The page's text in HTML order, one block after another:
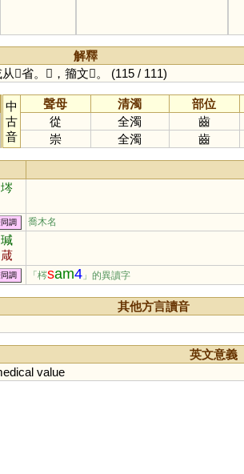
解釋
从𡩠省。𡩠，籀文𡪢。 (115 / 111)
中
古
音
聲母 清濁 部位
從
全濁 齒
崇
全濁 齒
埁
調 喬木名
瑊
葴
調 「梣sam4 」的異讀字
其他方言讀音
英文意義
value